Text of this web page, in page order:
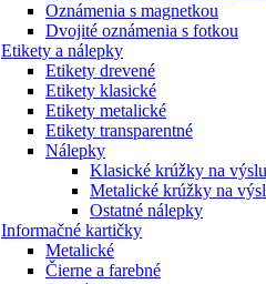
Oznámenia s magnetkou
Dvojité oznámenia s fotkou
Etikety a nálepky
Etikety drevené
Etikety klasické
Etikety metalické
Etikety transparentné
Nálepky
Klasické krúžky na
Metalické krúžky na
Ostatné nálepky
Informačné kartičky
Metalické
Čierne a farebné